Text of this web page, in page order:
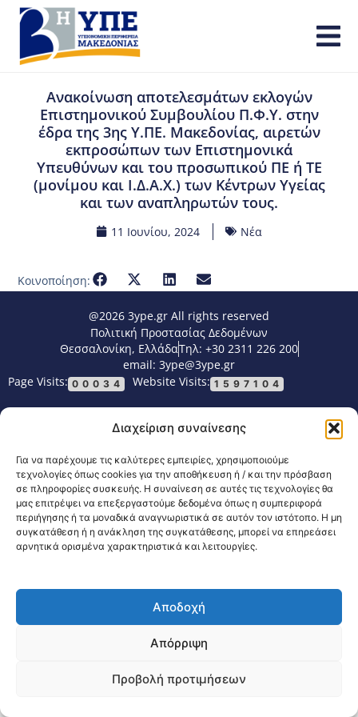
Διαχείριση συναίνεσης
Για να παρέχουμε τις καλύτερες εμπειρίες, χρησιμοποιούμε
τεχνολογίες όπως cookies για την αποθήκευση ή / και την πρόσβαση
σε πληροφορίες συσκευής. Η συναίνεση σε αυτές τις τεχνολογίες θα
μας επιτρέψει να επεξεργαστούμε δεδομένα όπως η συμπεριφορά
περιήγησης ή τα μοναδικά αναγνωριστικά σε αυτόν τον ιστότοπο. Η μη
συγκατάθεση ή η ανάκληση της συγκατάθεσης, μπορεί να επηρεάσει
αρνητικά ορισμένα χαρακτηριστικά και λειτουργίες.
Αποδοχή
Απόρριψη
Προβολή προτιμήσεων
Ανακοίνωση αποτελεσμάτων εκλογών
Επιστημονικού Συμβουλίου Π.Φ.Υ. στην
έδρα της 3ης Υ.ΠΕ. Μακεδονίας, αιρετών
εκπροσώπων των Επιστημονικά
Υπευθύνων και του προσωπικού ΠΕ ή ΤΕ
(μονίμου και Ι.Δ.Α.Χ.) των Κέντρων Υγείας
και των αναπληρωτών τους.
11 Ιουνίου, 2024 Νέα
Κοινοποίηση:
@2026 3ype.gr All rights reserved
Πολιτική Προστασίας Δεδομένων
Θεσσαλονίκη, ΕλλάδαΤηλ: +30 2311 226 200
email: 3ype@3ype.gr
Page Visits: 00034 Website Visits: 1597104